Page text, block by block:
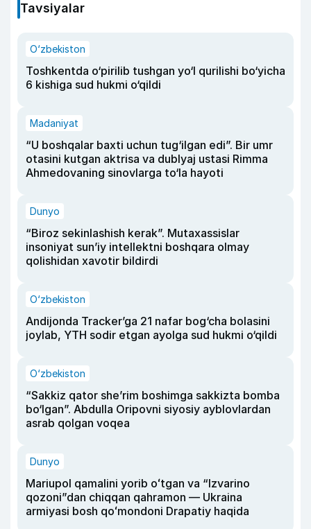
Tavsiyalar
O‘zbekiston
Toshkentda o‘pirilib tushgan yo‘l qurilishi bo‘yicha
6 kishiga sud hukmi o‘qildi
Madaniyat
“U boshqalar baxti uchun tug‘ilgan edi”. Bir umr
otasini kutgan aktrisa va dublyaj ustasi Rimma
Ahmedovaning sinovlarga to‘la hayoti
Dunyo
“Biroz sekinlashish kerak”. Mutaxassislar
insoniyat sun’iy intellektni boshqara olmay
qolishidan xavotir bildirdi
O‘zbekiston
Andijonda Tracker’ga 21 nafar bog‘cha bolasini
joylab, YTH sodir etgan ayolga sud hukmi o‘qildi
O‘zbekiston
“Sakkiz qator she’rim boshimga sakkizta bomba
bo‘lgan”. Abdulla Oripovni siyosiy ayblovlardan
asrab qolgan voqea
Dunyo
Mariupol qamalini yorib oʻtgan va “Izvarino
qozoni”dan chiqqan qahramon — Ukraina
armiyasi bosh qoʻmondoni Drapatiy haqida